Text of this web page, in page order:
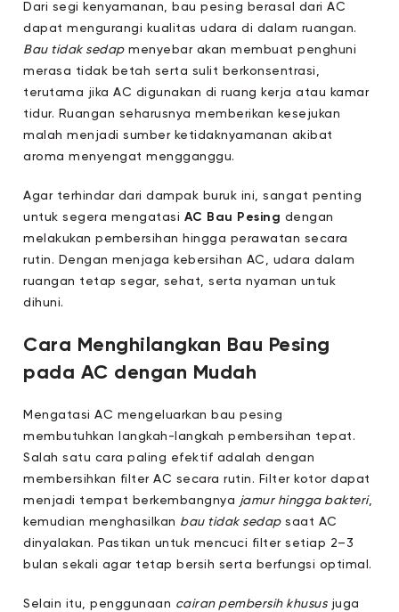
Dari segi kenyamanan, bau pesing berasal dari AC
dapat mengurangi kualitas udara di dalam ruangan.
Bau tidak sedapmenyebar akan membuat penghuni
merasa tidak betah serta sulit berkonsentrasi,
terutama jika AC digunakan di ruang kerja atau kamar
tidur. Ruangan seharusnya memberikan kesejukan
malah menjadi sumber ketidaknyamanan akibat
aroma menyengat mengganggu.
Agar terhindar dari dampak buruk ini, sangat penting
untuk segera mengatasi AC Bau Pesing dengan
melakukan pembersihan hingga perawatan secara
rutin. Dengan menjaga kebersihan AC, udara dalam
ruangan tetap segar, sehat, serta nyaman untuk
dihuni.
Cara Menghilangkan Bau Pesing
pada AC dengan Mudah
Mengatasi AC mengeluarkan bau pesing
membutuhkan langkah-langkah pembersihan tepat.
Salah satu cara paling efektif adalah dengan
membersihkan filter AC secara rutin. Filter kotor dapat
menjadi tempat berkembangnya jamur hingga bakteri,
kemudian menghasilkan bau tidak sedapsaat AC
dinyalakan. Pastikan untuk mencuci filter setiap 2–3
bulan sekali agar tetap bersih serta berfungsi optimal.
Selain itu, penggunaan cairan pembersih khususjuga